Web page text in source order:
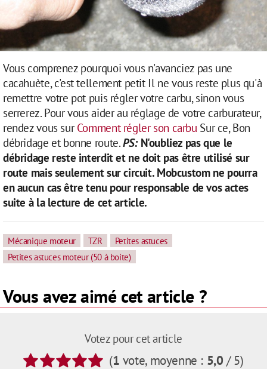
Vous comprenez pourquoi vous n'avanciez pas une
cacahuète, c'est tellement petit Il ne vous reste plus qu'à
remettre votre pot puis régler votre carbu, sinon vous
serrerez. Pour vous aider au réglage de votre carburateur,
rendez vous surComment régler son carbu Sur ce, Bon
débridage et bonne route.PS:N'oubliez pas que le
débridage reste interdit et ne doit pas être utilisé sur
route mais seulement sur circuit. Mobcustom ne pourra
en aucun cas être tenu pour responsable de vos actes
suite à la lecture de cet article.
Mécanique moteur TZR
Petites astuces
Petites astuces moteur (50 à boite)
Vous avez aimé cet article ?
Votez pour cet article
(1 vote, moyenne : 5,0 / 5)